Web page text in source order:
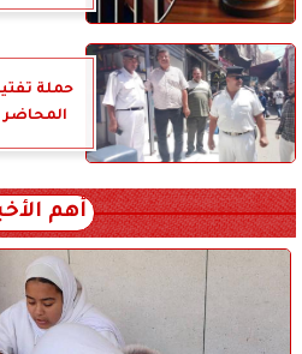
حملة
المحاضر
أهم